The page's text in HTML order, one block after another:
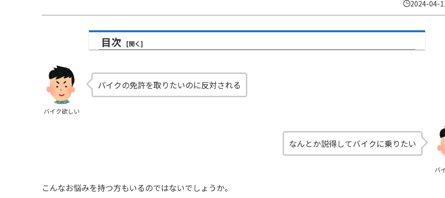
2024-04-
目次
バイク欲しい
バイクの免許を取りたいのに反対される
バ
なんとか説得してバイクに乗りたい
こんなお悩みを持つ方もいるのではないでしょうか。